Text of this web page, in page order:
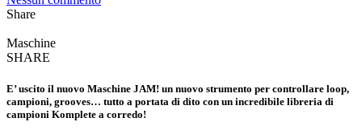
Share
Maschine
SHARE
E’ uscito il nuovo Maschine JAM! un nuovo strumento per controllare loop,
campioni, grooves… tutto a portata di dito con un incredibile libreria di
campioni Komplete a corredo!